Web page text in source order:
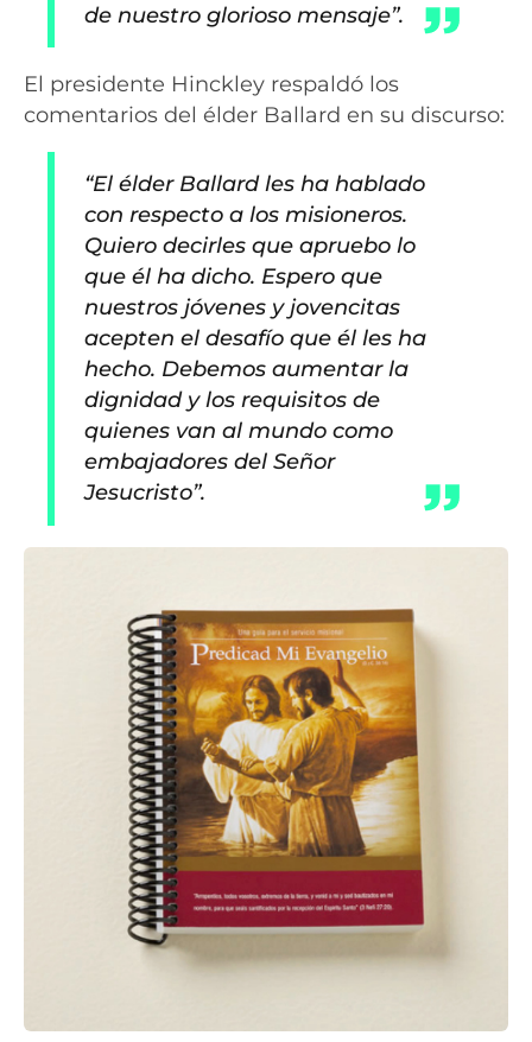
de nuestro glorioso mensaje”.
El presidente Hinckley respaldó los
comentarios del élder Ballard en su discurso:
“El élder Ballard les ha hablado
con respecto a los misioneros.
Quiero decirles que apruebo lo
que él ha dicho. Espero que
nuestros jóvenes y jovencitas
acepten el desafío que él les ha
hecho. Debemos aumentar la
dignidad y los requisitos de
quienes van al mundo como
embajadores del Señor
Jesucristo”.